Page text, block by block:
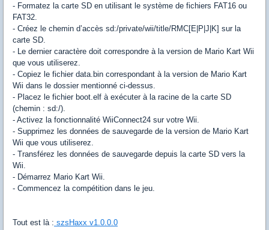
- Formatez la carte SD en utilisant le système de fichiers FAT16 ou
FAT32.
- Créez le chemin d’accès sd:/private/wii/title/RMC[E|P|J|K] sur la
carte SD.
- Le dernier caractère doit correspondre à la version de Mario Kart Wii
que vous utiliserez.
- Copiez le fichier data.bin correspondant à la version de Mario Kart
Wii dans le dossier mentionné ci-dessus.
- Placez le fichier boot.elf à exécuter à la racine de la carte SD
(chemin : sd:/).
- Activez la fonctionnalité WiiConnect24 sur votre Wii.
- Supprimez les données de sauvegarde de la version de Mario Kart
Wii que vous utiliserez.
- Transférez les données de sauvegarde depuis la carte SD vers la
Wii.
- Démarrez Mario Kart Wii.
- Commencez la compétition dans le jeu.
Tout est là : szsHaxx v1.0.0.0